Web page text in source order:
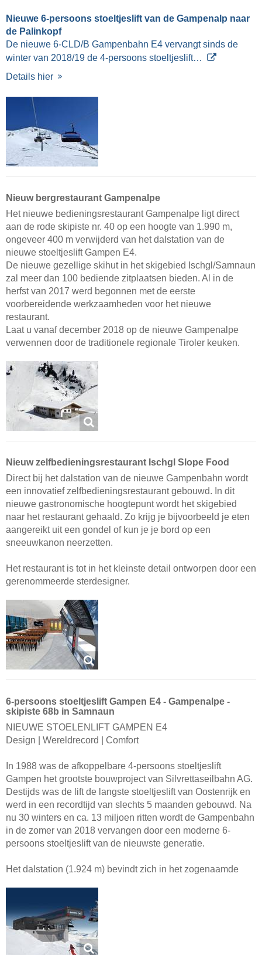
Nieuwe 6-persoons stoeltjeslift van de Gampenalp naar
de Palinkopf
De nieuwe 6-CLD/B Gampenbahn E4 vervangt sinds de
winter van 2018/19 de 4-persoons stoeltjeslift…
Details hier
Nieuw bergrestaurant Gampenalpe
Het nieuwe bedieningsrestaurant Gampenalpe ligt direct
aan de rode skipiste nr. 40 op een hoogte van 1.990 m,
ongeveer 400 m verwijderd van het dalstation van de
nieuwe stoeltjeslift Gampen E4.
De nieuwe gezellige skihut in het skigebied Ischgl/Samnaun
zal meer dan 100 bediende zitplaatsen bieden. Al in de
herfst van 2017 werd begonnen met de eerste
voorbereidende werkzaamheden voor het nieuwe
restaurant.
Laat u vanaf december 2018 op de nieuwe Gampenalpe
verwennen door de traditionele regionale Tiroler keuken.
Nieuw zelfbedieningsrestaurant Ischgl Slope Food
Direct bij het dalstation van de nieuwe Gampenbahn wordt
een innovatief zelfbedieningsrestaurant gebouwd. In dit
nieuwe gastronomische hoogtepunt wordt het skigebied
naar het restaurant gehaald. Zo krijg je bijvoorbeeld je eten
aangereikt uit een gondel of kun je je bord op een
sneeuwkanon neerzetten.
Het restaurant is tot in het kleinste detail ontworpen door een
gerenommeerde sterdesigner.
6-persoons stoeltjeslift Gampen E4 - Gampenalpe -
skipiste 68b in Samnaun
NIEUWE STOELENLIFT GAMPEN E4
Design | Wereldrecord | Comfort
In 1988 was de afkoppelbare 4-persoons stoeltjeslift
Gampen het grootste bouwproject van Silvrettaseilbahn AG.
Destijds was de lift de langste stoeltjeslift van Oostenrijk en
werd in een recordtijd van slechts 5 maanden gebouwd. Na
nu 30 winters en ca. 13 miljoen ritten wordt de Gampenbahn
in de zomer van 2018 vervangen door een moderne 6-
persoons stoeltjeslift van de nieuwste generatie.
Het dalstation (1.924 m) bevindt zich in het zogenaamde